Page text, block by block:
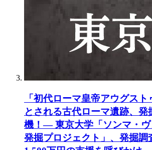
「初代ローマ皇帝アウグスト
とされる古代ローマ遺跡、発
機！― 東京大学「ソンマ・
発掘プロジェクト」、発掘調